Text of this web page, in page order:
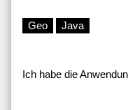
Geo Java
Ich habe die